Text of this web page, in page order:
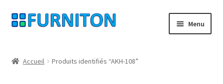
Aller
à
navigation
Aller
au
Menu
Accueil Produits identifiés “AKH-108”